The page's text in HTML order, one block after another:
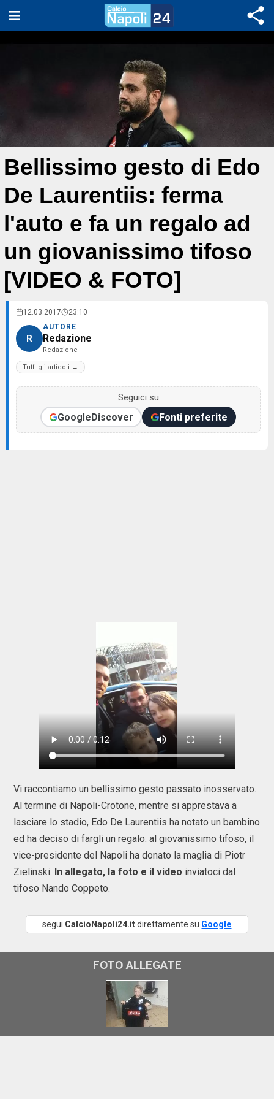
Bellissimo gesto di Edo
De Laurentiis: ferma
l'auto e fa un regalo ad
un giovanissimo tifoso
[VIDEO & FOTO]
12.03.2017 23:10
R
AUTORE
Redazione
Redazione
Tutti gli articoli →
Seguici su
GoogleDiscover Fonti preferite
Vi raccontiamo un bellissimo gesto passato inosservato.
Al termine di Napoli-Crotone, mentre si apprestava a
lasciare lo stadio, Edo De Laurentiis ha notato un bambino
ed ha deciso di fargli un regalo: al giovanissimo tifoso, il
vice-presidente del Napoli ha donato la maglia di Piotr
Zielinski. In allegato, la foto e il video inviatoci dal
tifoso Nando Coppeto.
segui CalcioNapoli24.itdirettamente su Google
FOTO ALLEGATE